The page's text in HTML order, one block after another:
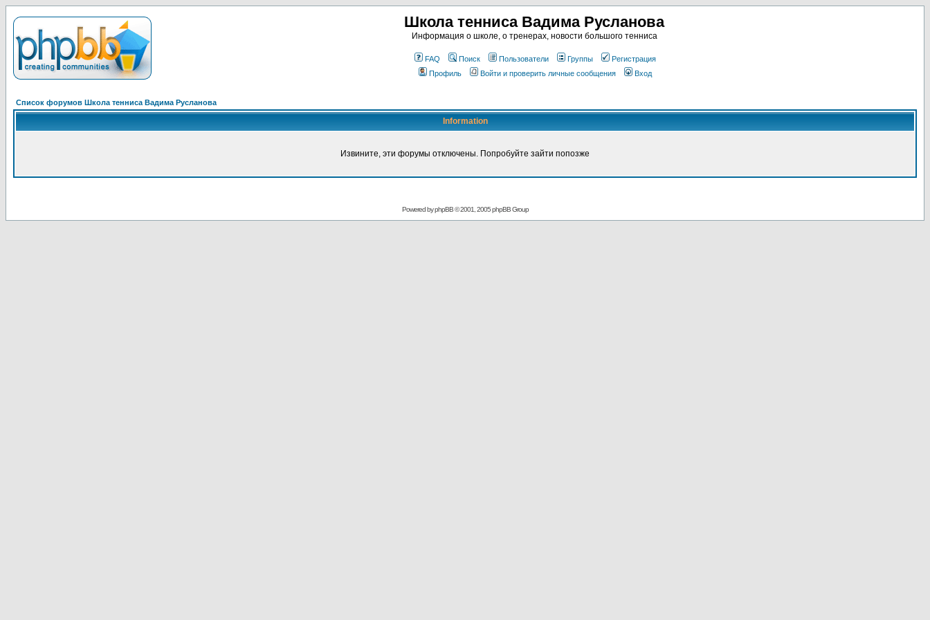
Школа тенниса Вадима Русланова
Информация о школе, о тренерах, новости большого тенниса
FAQ Поиск Пользователи Группы
Регистрация
Профиль
Войти и проверить личные сообщения Вход
Список форумов Школа тенниса Вадима Русланова
Information
Извините, эти форумы отключены. Попробуйте зайти попозже
Powered byphpBB© 2001, 2005 phpBB Group